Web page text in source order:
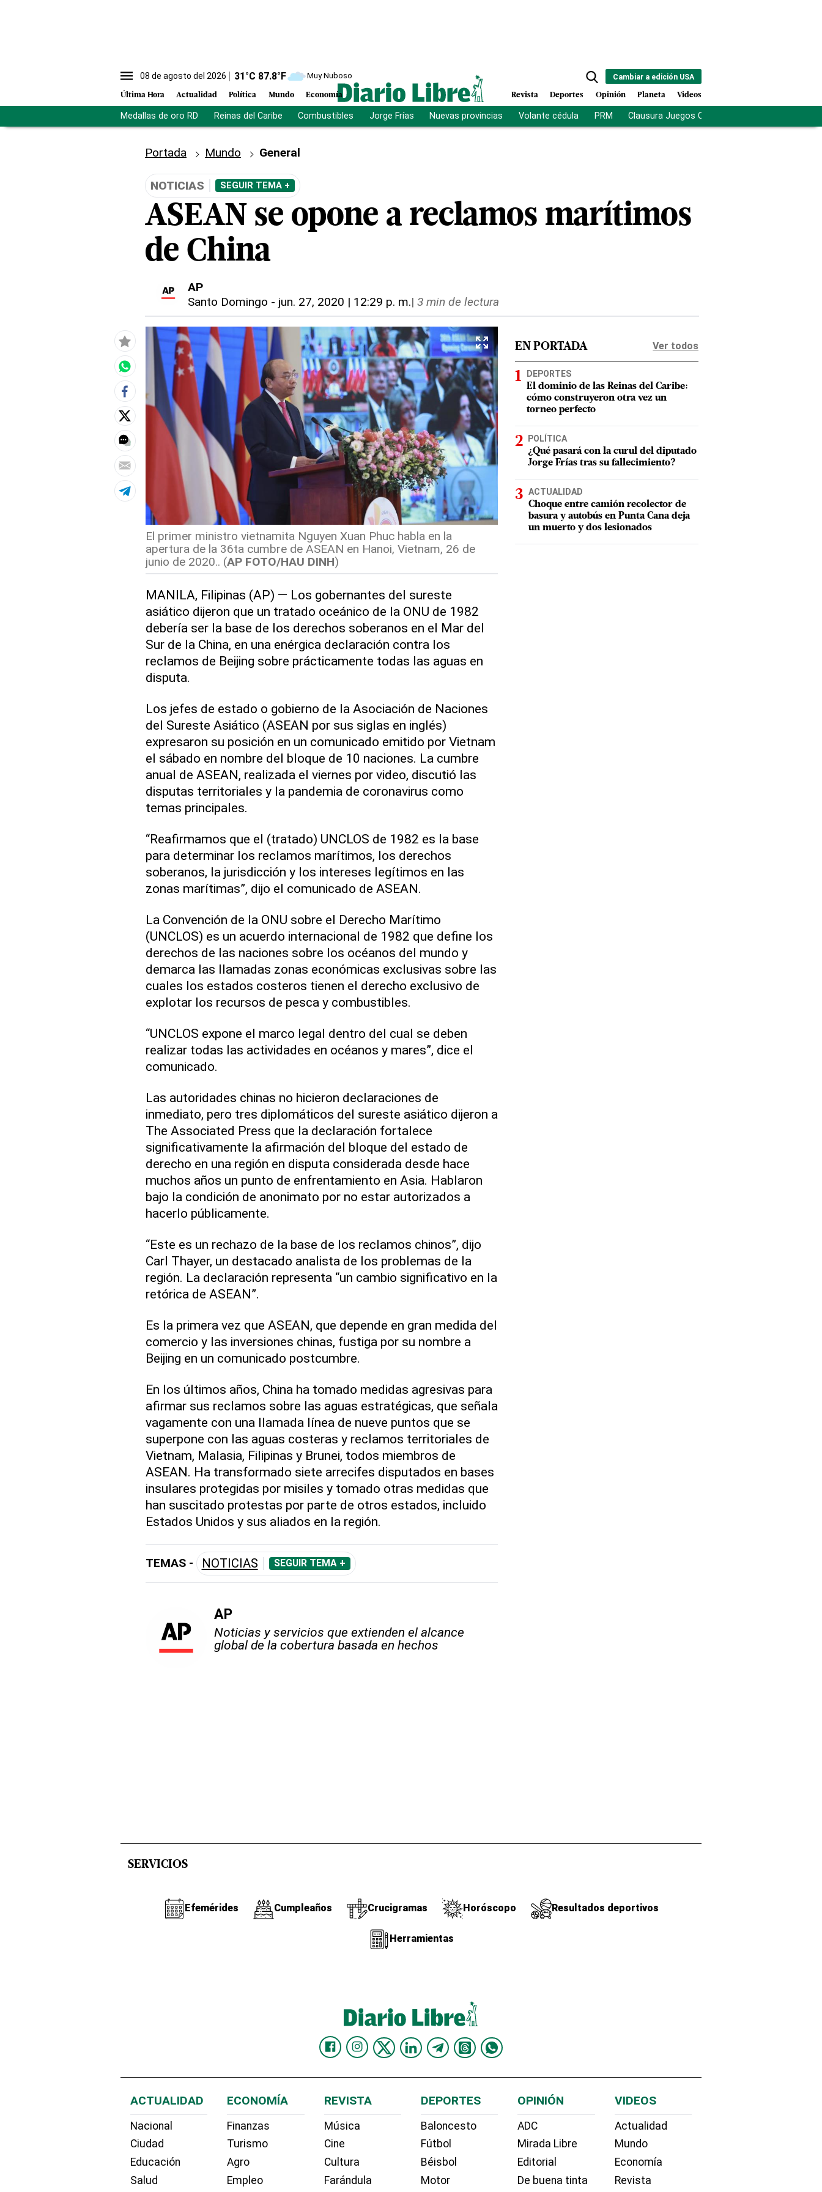
08 de agosto del 2026 31°C 87.8°F Muy Nuboso
Última Hora Actualidad Política Mundo Economía
Cambiar a edición USA
Revista Deportes Opinión Planeta Videos
Medallas de oro RD Reinas del Caribe Combustibles Jorge Frías Nuevas provincias Volante cédula PRM Clausura Juegos Centroamericanos
Portada Mundo General
NOTICIAS SEGUIR TEMA +
ASEAN se opone a reclamos marítimos
de China
AP
Santo Domingo - jun. 27, 2020 | 12:29 p. m.| 3 min de lectura
El primer ministro vietnamita Nguyen Xuan Phuc habla en la
apertura de la 36ta cumbre de ASEAN en Hanoi, Vietnam, 26 de
junio de 2020.. (AP FOTO/HAU DINH)
MANILA, Filipinas (AP) — Los gobernantes del sureste
asiático dijeron que un tratado oceánico de la ONU de 1982
debería ser la base de los derechos soberanos en el Mar del
Sur de la China, en una enérgica declaración contra los
reclamos de Beijing sobre prácticamente todas las aguas en
disputa.
Los jefes de estado o gobierno de la Asociación de Naciones
del Sureste Asiático (ASEAN por sus siglas en inglés)
expresaron su posición en un comunicado emitido por Vietnam
el sábado en nombre del bloque de 10 naciones. La cumbre
anual de ASEAN, realizada el viernes por video, discutió las
disputas territoriales y la pandemia de coronavirus como
temas principales.
“Reafirmamos que el (tratado) UNCLOS de 1982 es la base
para determinar los reclamos marítimos, los derechos
soberanos, la jurisdicción y los intereses legítimos en las
zonas marítimas”, dijo el comunicado de ASEAN.
La Convención de la ONU sobre el Derecho Marítimo
(UNCLOS) es un acuerdo internacional de 1982 que define los
derechos de las naciones sobre los océanos del mundo y
demarca las llamadas zonas económicas exclusivas sobre las
cuales los estados costeros tienen el derecho exclusivo de
explotar los recursos de pesca y combustibles.
“UNCLOS expone el marco legal dentro del cual se deben
realizar todas las actividades en océanos y mares”, dice el
comunicado.
Las autoridades chinas no hicieron declaraciones de
inmediato, pero tres diplomáticos del sureste asiático dijeron a
The Associated Press que la declaración fortalece
significativamente la afirmación del bloque del estado de
derecho en una región en disputa considerada desde hace
muchos años un punto de enfrentamiento en Asia. Hablaron
bajo la condición de anonimato por no estar autorizados a
hacerlo públicamente.
“Este es un rechazo de la base de los reclamos chinos”, dijo
Carl Thayer, un destacado analista de los problemas de la
región. La declaración representa “un cambio significativo en la
retórica de ASEAN”.
Es la primera vez que ASEAN, que depende en gran medida del
comercio y las inversiones chinas, fustiga por su nombre a
Beijing en un comunicado postcumbre.
En los últimos años, China ha tomado medidas agresivas para
afirmar sus reclamos sobre las aguas estratégicas, que señala
vagamente con una llamada línea de nueve puntos que se
superpone con las aguas costeras y reclamos territoriales de
Vietnam, Malasia, Filipinas y Brunei, todos miembros de
ASEAN. Ha transformado siete arrecifes disputados en bases
insulares protegidas por misiles y tomado otras medidas que
han suscitado protestas por parte de otros estados, incluido
Estados Unidos y sus aliados en la región.
TEMAS - NOTICIAS SEGUIR TEMA +
AP
Noticias y servicios que extienden el alcance
global de la cobertura basada en hechos
EN PORTADA Ver todos
DEPORTES
El dominio de las Reinas del Caribe:
cómo construyeron otra vez un
torneo perfecto
POLÍTICA
¿Qué pasará con la curul del diputado
Jorge Frías tras su fallecimiento?
ACTUALIDAD
Choque entre camión recolector de
basura y autobús en Punta Cana deja
un muerto y dos lesionados
SERVICIOS
Efemérides Cumpleaños Crucigramas Horóscopo Resultados deportivos
Herramientas
ACTUALIDAD
Nacional
Ciudad
Educación
Salud
ECONOMÍA
Finanzas
Turismo
Agro
Empleo
REVISTA
Música
Cine
Cultura
Farándula
DEPORTES
Baloncesto
Fútbol
Béisbol
Motor
OPINIÓN
ADC
Mirada Libre
Editorial
De buena tinta
VIDEOS
Actualidad
Mundo
Economía
Revista